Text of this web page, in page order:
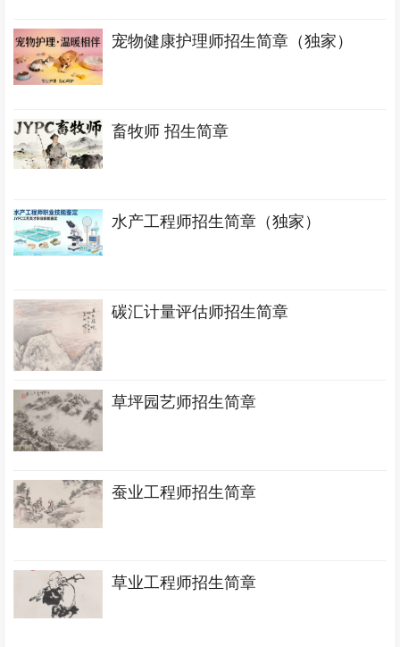
宠物健康护理师招生简章（独家）
畜牧师 招生简章
水产工程师招生简章（独家）
碳汇计量评估师招生简章
草坪园艺师招生简章
蚕业工程师招生简章
草业工程师招生简章